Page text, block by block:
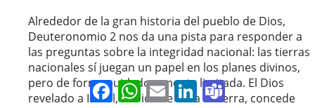
Alrededor de la gran historia del pueblo de Dios,
Deuteronomio 2 nos da una pista para responder a
las preguntas sobre la integridad nacional: las tierras
nacionales sí juegan un papel en los planes divinos,
pero de forma cuidadosamente limitada. El Dios
revelado a Israel, el Dios de toda la tierra, concede
FacebookWhatsApp
Email LinkedInTeams